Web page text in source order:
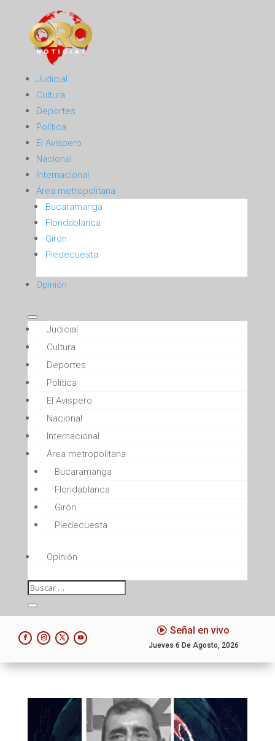
Judicial
Cultura
Deportes
Política
El Avispero
Nacional
Internacional
Área metropolitana
Bucaramanga
Floridablanca
Girón
Piedecuesta
Opinión
Judicial
Cultura
Deportes
Política
El Avispero
Nacional
Internacional
Área metropolitana
Bucaramanga
Floridablanca
Girón
Piedecuesta
Opinión
Señal en vivo
Jueves 6 De Agosto, 2026